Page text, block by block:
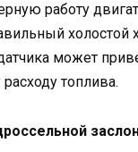
работу
холостой
может
топлива.